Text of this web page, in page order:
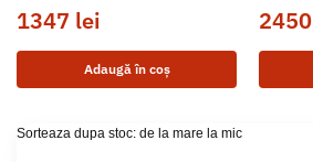
1347 lei
Adaugă în coș
2450